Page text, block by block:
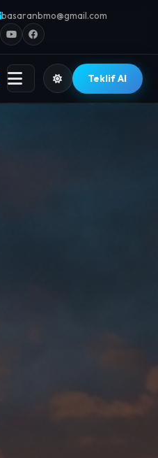
basaranbmo@gmail.com
Teklif Al